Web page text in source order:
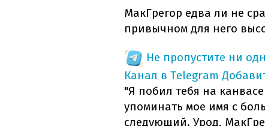
МакГрегор едва ли не
привычном для него
Не пропустите ни
Канал в Telegram
"Я побил тебя на
упоминать мое имя с
следующий. Урод,